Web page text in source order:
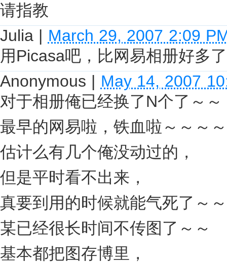
请指教
Julia | March 29, 2007 2:09
用Picasa吧，比网易相册好多
Anonymous | May 14, 2007
对于相册俺已经换了N个了～～
最早的网易啦，铁血啦～～～～
估计么有几个俺没动过的，
但是平时看不出来，
真要到用的时候就能气死了～
某已经很长时间不传图了～～
基本都把图存博里，